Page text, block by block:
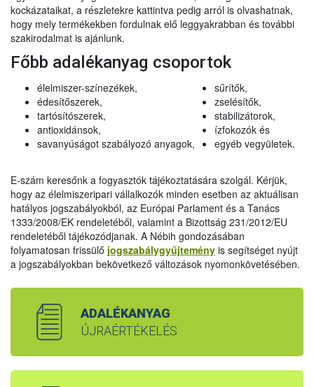
kockázataikat, a részletekre kattintva pedig arról is olvashatnak,
hogy mely termékekben fordulnak elő leggyakrabban és további
szakirodalmat is ajánlunk.
Főbb adalékanyag csoportok
élelmiszer-színezékek,
édesítőszerek,
tartósítószerek,
antioxidánsok,
savanyúságot szabályozó anyagok,
sűrítők,
zselésítők,
stabilizátorok,
ízfokozók és
egyéb vegyületek.
E-szám keresőnk a fogyasztók tájékoztatására szolgál. Kérjük,
hogy az élelmiszeripari vállalkozók minden esetben az aktuálisan
hatályos jogszabályokból, az Európai Parlament és a Tanács
1333/2008/EK rendeletéből, valamint a Bizottság 231/2012/EU
rendeletéből tájékozódjanak. A Nébih gondozásában
folyamatosan frissülő jogszabálygyűjtemény is segítséget nyújt
a jogszabályokban bekövetkező változások nyomonkövetésében.
ADALÉKANYAG
ÚJRAÉRTÉKELÉS